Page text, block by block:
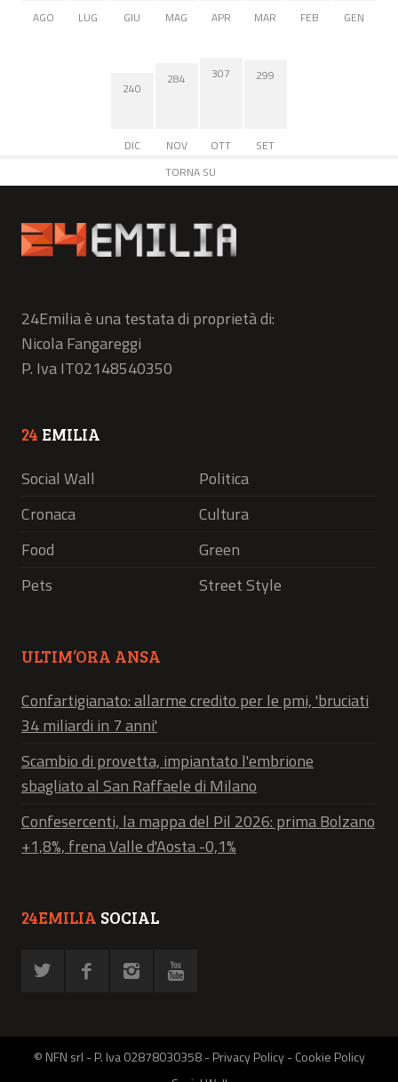
AGO
LUG GIU MAG APR MAR FEB GEN
240
DIC
284
NOV
307
OTT
299
SET
TORNA SU
24Emilia è una testata di proprietà di:
Nicola Fangareggi
P. Iva IT02148540350
24 EMILIA
Social Wall
Politica
Cronaca
Cultura
Food
Green
Pets
Street Style
ULTIM’ORA ANSA
Confartigianato: allarme credito per le pmi, 'bruciati
34 miliardi in 7 anni'
Scambio di provetta, impiantato l'embrione
sbagliato al San Raffaele di Milano
Confesercenti, la mappa del Pil 2026: prima Bolzano
+1,8%, frena Valle d'Aosta -0,1%
24EMILIA SOCIAL
© NFN srl - P. Iva 02878030358 -Privacy Policy-Cookie Policy